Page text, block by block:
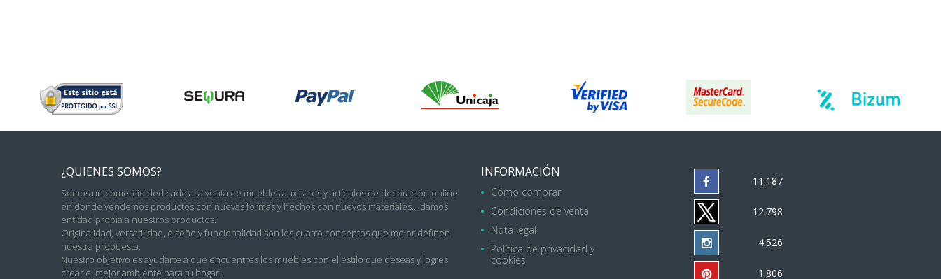
¿QUIENES SOMOS?
Somos un comercio dedicado a la venta de muebles auxiliares y artículos de decoración online
en donde vendemos productos con nuevas formas y hechos con nuevos materiales... damos
entidad propia a nuestros productos.
Originalidad, versatilidad, diseño y funcionalidad son los cuatro conceptos que mejor definen
nuestra propuesta.
Nuestro objetivo es ayudarte a que encuentres los muebles con el estilo que deseas y logres
crear el mejor ambiente para tu hogar.
INFORMACIÓN
Cómo comprar
Condiciones de venta
Nota legal
Política de privacidad y
cookies
11.187
12.798
4.526
1.806